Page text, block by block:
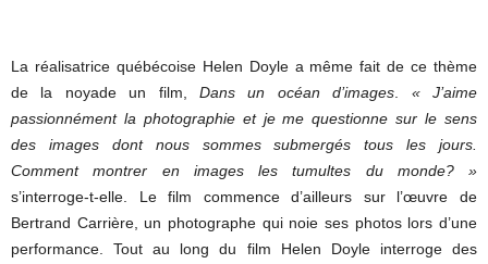
La réalisatrice québécoise Helen Doyle a même fait de ce thème
de la noyade un film, Dans un océan d’images
« J’aime
passionnément la photographie et je me questionne sur le sens
des images dont nous sommes submergés tous les jours.
Comment montrer en images les tumultes du monde? »
s’interroge-t-elle. Le film commence d’ailleurs sur l’œuvre de
Bertrand Carrière, un photographe qui noie ses photos lors d’une
performance. Tout au long du film Helen Doyle interroge des